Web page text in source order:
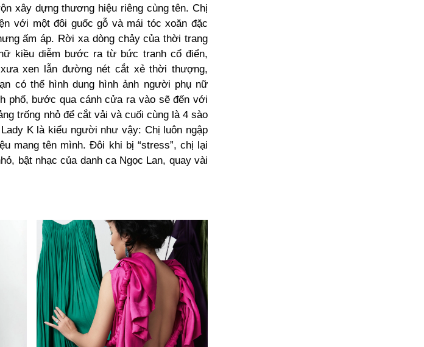
xây dựng thương hiệu riêng cùng tên. Chị
với một đôi guốc gỗ và mái tóc xoăn đặc
ấm áp. Rời xa dòng chảy của thời trang
kiều diễm bước ra từ bức tranh cổ điển,
xen lẫn đường nét cắt xẻ thời thượng,
có thể hình dung hình ảnh người phụ nữ
phố, bước qua cánh cửa ra vào sẽ đến với
trống nhỏ để cắt vải và cuối cùng là 4 sào
K là kiểu người như vậy: Chị luôn ngập
mang tên mình. Đôi khi bị “stress”, chị lại
bật nhạc của danh ca Ngọc Lan, quay vài